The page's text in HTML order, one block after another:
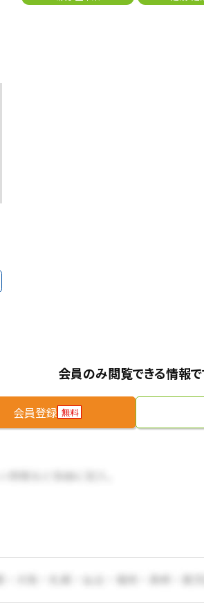
会員のみ閲覧できる情報
会員登録 無料